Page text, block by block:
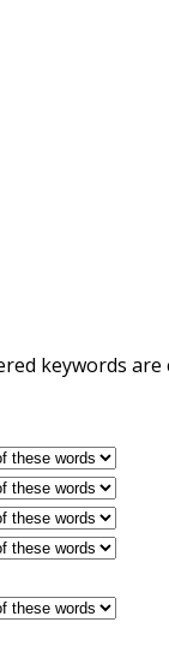
keywords are